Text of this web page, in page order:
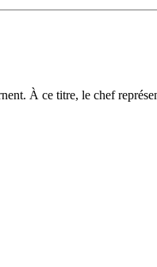
À ce titre, le chef